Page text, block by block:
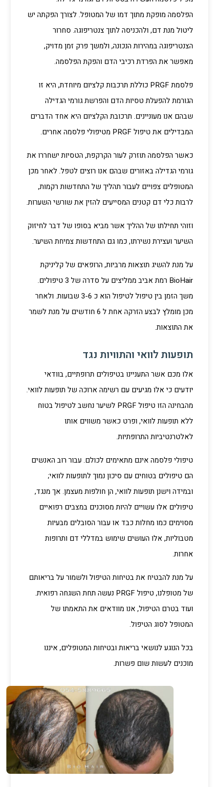
הפלסמה מופקת מתוך דמו של המטופל. לצורך הפקתה יש
ליטול מנת דם, ולהכניסה לתוך צנטריפוגה. סחרור
הצנטריפוגה במהירות הנכונה, ולמשך פרק זמן מדויק,
מאפשר את הפרדת רכיבי הדם והפקת הפלסמה.
פלסמת PRGF כוללת תרכבות קלציום מיוחדת, היא זו
הגורמת להפעלת טסיות הדם והפרשת גורמי הגדילה
שבהם אנו מעוניינים. תרכובת הקלציום היא אחד הדברים
המבדילים את טיפול PRGF מטיפולי פלסמה אחרים.
כאשר הפלסמה תוזרק לעור הקרקפת, הטסיות ישחררו את
גורמי הגדילה באזורים שבהם אנו רוצים לטפל. לאחר מכן
המטופלים צפויים לעבור תהליך של התחדשות רקמות,
לרבות כלי דם קטנים המסייעים להזין את שורשי השערות.
וזוהי תחילתו של ההליך אשר מביא בסופו של דבר לחיזוק
השיער ועצירת נשירתו, כמו גם התחדשות צמיחת השיער.
על מנת להשיג תוצאות מרביות, הרופאים של קליניקת
BioHair רמת אביב ממליצים על סדרה של 3 טיפולים.
משך הזמן בין טיפול לטיפול הוא כ 3-6 שבועות. ולאחר
מכן מומלץ לבצע הזרקה אחת ל 6 חודשים על מנת לשמר
את התוצאות.
תופעות לוואי והתוויות נגד
אלו מכם אשר התעניינו בטיפולים תרופתיים, בוודאי
יודעים כי אלו מגיעים עם רשימה ארוכה של תופעות לוואי.
מהבחינה הזו טיפול PRGF לשיער נחשב לטיפול בטוח
ללא תופעות לוואי, ופרט כאשר משווים אותו
לאלטרנטיביות התרופתיות.
טיפולי פלסמה אינם מתאימים לכולם. עבור רוב האנשים
הם טיפולים בטוחים עם סיכון נמוך לתופעות לוואי;
ובמידה וישנן תופעות לוואי, הן חולפות מעצמן. אך מנגד,
טיפולים אלו עשויים להיות מסוכנים במצבים רפואיים
מסוימים כמו מחלות כבד או עבור הסובלים מבעיות
מטבוליות, אלו העושים שימוש במדללי דם ותרופות
אחרות.
על מנת להבטיח את בטיחות הטיפול ולשמור על בריאותם
של מטופלנו, טיפול PRGF נעשה תחת השגחה רפואית.
ועוד בטרם הטיפול, אנו מוודאים את התאמתו של
המטופל לסוג הטיפול.
בכל הנוגע לנושאי בריאות ובטיחות המטופלים, איננו
מוכנים לעשות שום פשרות.